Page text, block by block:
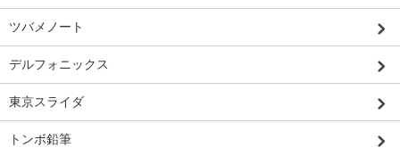
ツバメノート
デルフォニックス
東京スライダ
トンボ鉛筆